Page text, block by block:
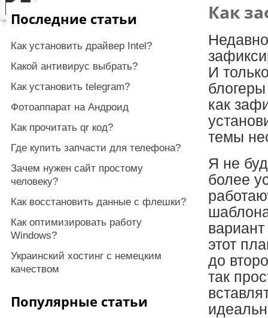
Как
И
как
темы
Я не
более
этот
до
так
Последние статьи
Как установить драйвер Intel?
Какой антивирус выбрать?
Как установить telegram?
Фотоаппарат на Андроид
Как прочитать qr код?
Где купить запчасти для телефона?
Зачем нужен сайт простому
человеку?
Как восстановить данные с флешки?
Как оптимизировать работу
Windows?
Украинский хостинг с немецким
качеством
Популярные статьи